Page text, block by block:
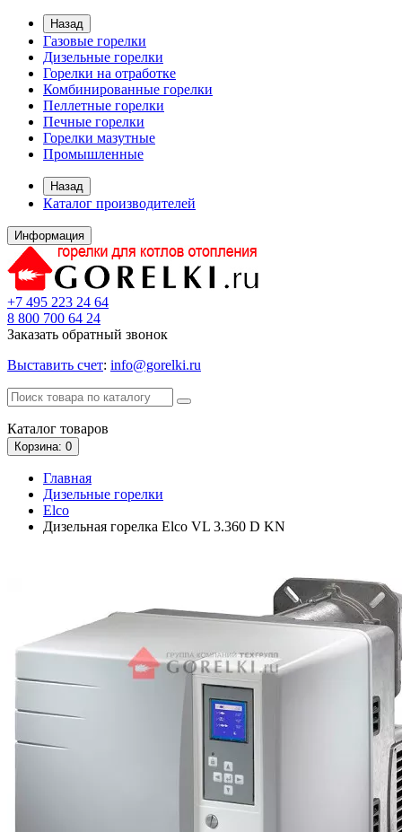
Назад
Газовые горелки
Дизельные горелки
Горелки на отработке
Комбинированные горелки
Пеллетные горелки
Печные горелки
Горелки мазутные
Промышленные
Назад
Каталог производителей
Информация
+7 495 223 24 64
8 800 700 64 24
Заказать обратный звонок
Выставить счет: info@gorelki.ru
Каталог товаров
Корзина: 0
Главная
Дизельные горелки
Elco
Дизельная горелка Elco VL 3.360 D KN